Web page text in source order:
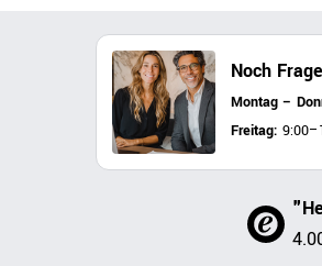
Noch
Montag –
Freitag: